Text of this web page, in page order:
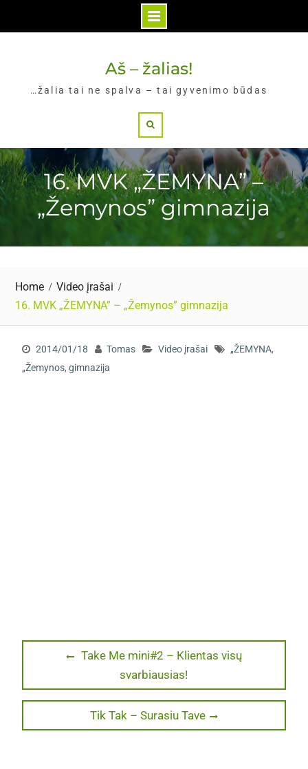
Aš – žalias!
…žalia tai ne spalva – tai gyvenimo būdas
16. MVK „ŽEMYNA” –
„Žemynos” gimnazija
Home
Video įrašai
16. MVK „ŽEMYNA” – „Žemynos” gimnazija
2014/01/18 Tomas Video įrašai „ŽEMYNA,
„Žemynos, gimnazija
Navigacija
įrašų
Previous
Take Me mini#2 – Klientas visų
svarbiausias!
Next
post:
Tik Tak – Surasiu Tave